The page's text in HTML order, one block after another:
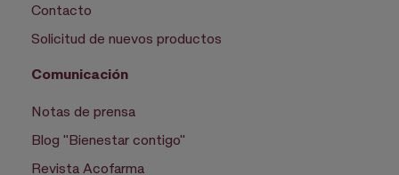
Contacto
Solicitud de nuevos productos
Comunicación
Notas de prensa
Blog "Bienestar contigo"
Revista Acofarma